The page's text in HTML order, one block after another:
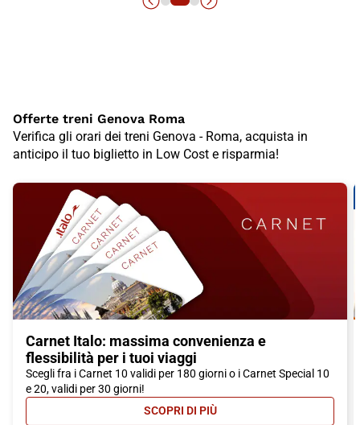
Offerte treni Genova Roma
Verifica gli orari dei treni Genova - Roma, acquista in
anticipo il tuo biglietto in Low Cost e risparmia!
Carnet Italo: massima convenienza e
flessibilità per i tuoi viaggi
Scegli fra i Carnet 10 validi per 180 giorni o i Carnet Special 10
e 20, validi per 30 giorni!
SCOPRI DI PIÙ- CARNET ITALO: MASSIMA